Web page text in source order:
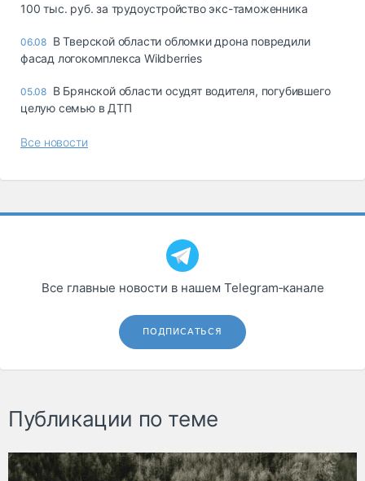
100 тыс. руб. за трудоустройство экс-таможенника
06.08 В Тверской области обломки дрона повредили
фасад логокомплекса Wildberries
05.08 В Брянской области осудят водителя, погубившего
целую семью в ДТП
Все новости
Все главные новости в нашем Telegram‑канале
ПОДПИСАТЬСЯ
Публикации по теме